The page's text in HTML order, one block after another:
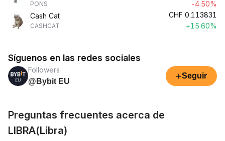
PONS
-4.50%
Cash Cat
CASHCAT
CHF 0.113831
+15.60%
Síguenos en las redes sociales
Followers
@Bybit EU
+Seguir
Preguntas frecuentes acerca de
LIBRA(Libra)